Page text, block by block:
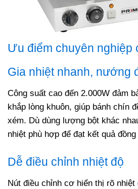
Ưu điểm chuyên nghiệp
Gia nhiệt nhanh, nướng
Công suất cao đến 2.000W đảm
khắp lòng khuôn, giúp bánh chín
xém. Dù dùng lượng bột khác
nhiệt phù hợp để đạt kết quả đồng
Dễ điều chỉnh nhiệt độ
Nút điều chỉnh cơ hiển thị rõ